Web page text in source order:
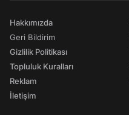
Hakkımızda
Geri Bildirim
Gizlilik Politikası
Topluluk Kuralları
Reklam
İletişim